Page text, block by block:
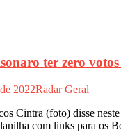
ter zero
2022Radar Geral
Cintra (foto) disse
com links para os